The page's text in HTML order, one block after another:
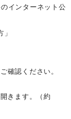
インターネット公
確認ください。
きます。（約